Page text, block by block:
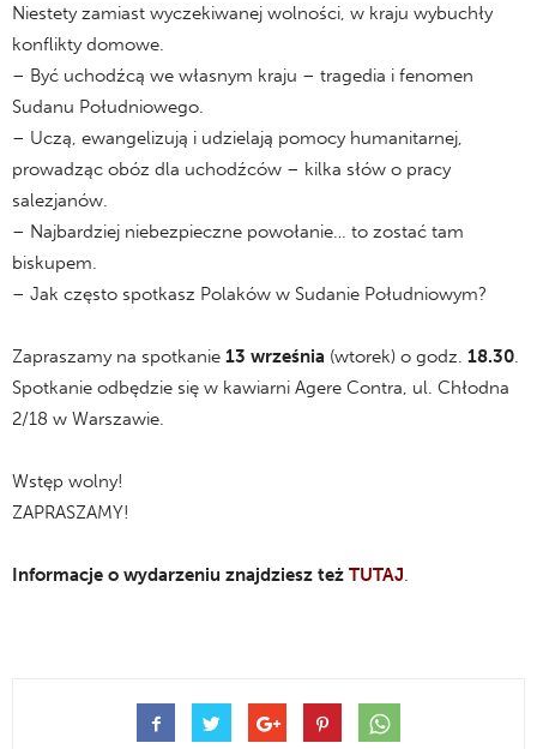
Niestety zamiast wyczekiwanej wolności, w kraju wybuchły
konflikty domowe.
– Być uchodźcą we własnym kraju – tragedia i fenomen
Sudanu Południowego.
– Uczą, ewangelizują i udzielają pomocy humanitarnej,
prowadząc obóz dla uchodźców – kilka słów o pracy
salezjanów.
– Najbardziej niebezpieczne powołanie… to zostać tam
biskupem.
– Jak często spotkasz Polaków w Sudanie Południowym?
Zapraszamy na spotkanie 13 września (wtorek) o godz. 18.30.
Spotkanie odbędzie się w kawiarni Agere Contra, ul. Chłodna
2/18 w Warszawie.
Wstęp wolny!
ZAPRASZAMY!
Informacje o wydarzeniu znajdziesz też TUTAJ.